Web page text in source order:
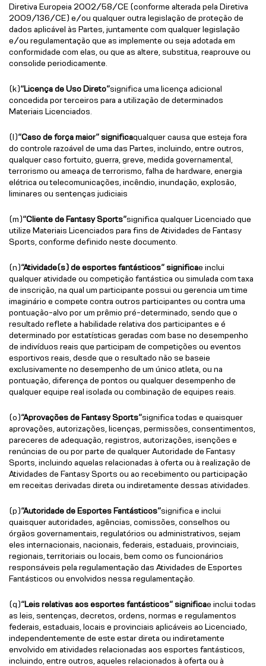
Diretiva Europeia 2002/58/CE (conforme alterada pela Diretiva
2009/136/CE) e/ou qualquer outra legislação de proteção de
dados aplicável às Partes, juntamente com qualquer legislação
e/ou regulamentação que as implemente ou seja adotada em
conformidade com elas, ou que as altere, substitua, reaprouve ou
consolide periodicamente.
(k)“Licença de Uso Direto”significa uma licença adicional
concedida por terceiros para a utilização de determinados
Materiais Licenciados.
(l)“Caso de força maior” significaqualquer causa que esteja fora
do controle razoável de uma das Partes, incluindo, entre outros,
qualquer caso fortuito, guerra, greve, medida governamental,
terrorismo ou ameaça de terrorismo, falha de hardware, energia
elétrica ou telecomunicações, incêndio, inundação, explosão,
liminares ou sentenças judiciais
(m)“Cliente de Fantasy Sports”significa qualquer Licenciado que
utilize Materiais Licenciados para fins de Atividades de Fantasy
Sports, conforme definido neste documento.
(n)“Atividade(s) de esportes fantásticos” significae inclui
qualquer atividade ou competição fantástica ou simulada com taxa
de inscrição, na qual um participante possui ou gerencia um time
imaginário e compete contra outros participantes ou contra uma
pontuação-alvo por um prêmio pré-determinado, sendo que o
resultado reflete a habilidade relativa dos participantes e é
determinado por estatísticas geradas com base no desempenho
de indivíduos reais que participam de competições ou eventos
esportivos reais, desde que o resultado não se baseie
exclusivamente no desempenho de um único atleta, ou na
pontuação, diferença de pontos ou qualquer desempenho de
qualquer equipe real isolada ou combinação de equipes reais.
(o)“Aprovações de Fantasy Sports”significa todas e quaisquer
aprovações, autorizações, licenças, permissões, consentimentos,
pareceres de adequação, registros, autorizações, isenções e
renúncias de ou por parte de qualquer Autoridade de Fantasy
Sports, incluindo aquelas relacionadas à oferta ou à realização de
Atividades de Fantasy Sports ou ao recebimento ou participação
em receitas derivadas direta ou indiretamente dessas atividades.
(p)“Autoridade de Esportes Fantásticos”significa e inclui
quaisquer autoridades, agências, comissões, conselhos ou
órgãos governamentais, regulatórios ou administrativos, sejam
eles internacionais, nacionais, federais, estaduais, provinciais,
regionais, territoriais ou locais, bem como os funcionários
responsáveis pela regulamentação das Atividades de Esportes
Fantásticos ou envolvidos nessa regulamentação.
(q)“Leis relativas aos esportes fantásticos” significae inclui todas
as leis, sentenças, decretos, ordens, normas e regulamentos
federais, estaduais, locais e provinciais aplicáveis ao Licenciado,
independentemente de este estar direta ou indiretamente
envolvido em atividades relacionadas aos esportes fantásticos,
incluindo, entre outros, aqueles relacionados à oferta ou à